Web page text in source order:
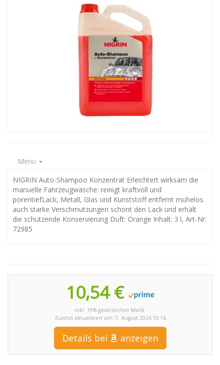
Menu
NIGRIN Auto-Shampoo Konzentrat Erleichtert wirksam die
manuelle Fahrzeugwäsche: reinigt kraftvoll und
porentiefLack, Metall, Glas und Kunststoff entfernt mühelos
auch starke Verschmutzungen schont den Lack und erhält
die schützende Konservierung Duft: Orange Inhalt: 3 l, Art-Nr.
72985
10,54 €
inkl. 19% gesetzlicher MwSt.
Zuletzt aktualisiert am: 7. August 2026 15:16
Details bei anzeigen